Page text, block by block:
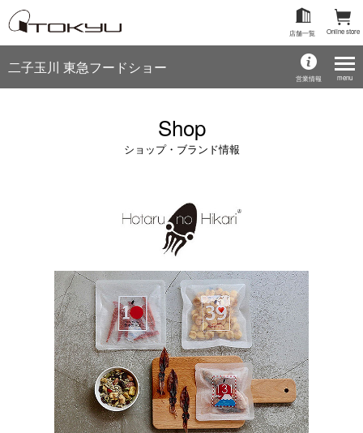
Online store
店舗一覧
二子玉川 東急フードショー
営業情報
Shop
ショップ・ブランド情報
menu